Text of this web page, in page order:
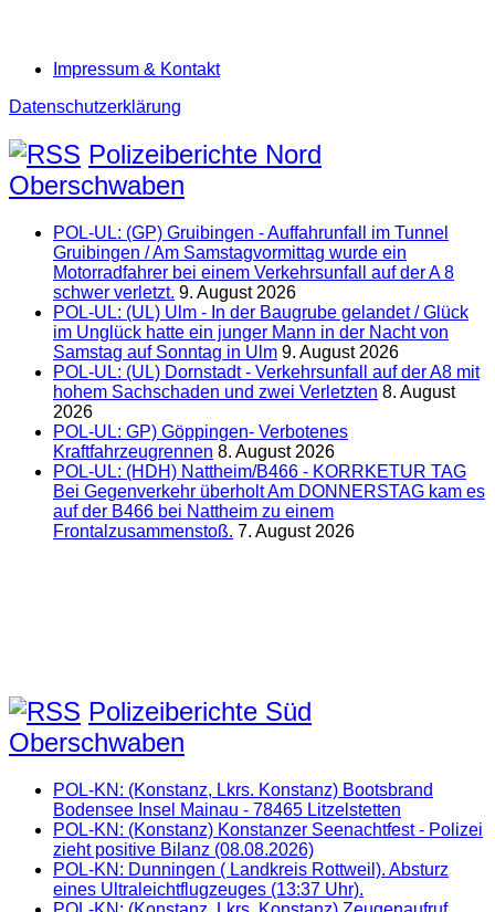
Impressum & Kontakt
Datenschutzerklärung
Polizeiberichte Nord
Oberschwaben
POL-UL: (GP) Gruibingen - Auffahrunfall im Tunnel
Gruibingen / Am Samstagvormittag wurde ein
Motorradfahrer bei einem Verkehrsunfall auf der A 8
schwer verletzt. 9. August 2026
POL-UL: (UL) Ulm - In der Baugrube gelandet / Glück
im Unglück hatte ein junger Mann in der Nacht von
Samstag auf Sonntag in Ulm 9. August 2026
POL-UL: (UL) Dornstadt - Verkehrsunfall auf der A8 mit
hohem Sachschaden und zwei Verletzten 8. August
2026
POL-UL: GP) Göppingen- Verbotenes
Kraftfahrzeugrennen 8. August 2026
POL-UL: (HDH) Nattheim/B466 - KORRKETUR TAG
Bei Gegenverkehr überholt Am DONNERSTAG kam es
auf der B466 bei Nattheim zu einem
Frontalzusammenstoß. 7. August 2026
Polizeiberichte Süd
Oberschwaben
POL-KN: (Konstanz, Lkrs. Konstanz) Bootsbrand
Bodensee Insel Mainau - 78465 Litzelstetten
POL-KN: (Konstanz) Konstanzer Seenachtfest - Polizei
zieht positive Bilanz (08.08.2026)
POL-KN: Dunningen ( Landkreis Rottweil). Absturz
eines Ultraleichtflugzeuges (13:37 Uhr).